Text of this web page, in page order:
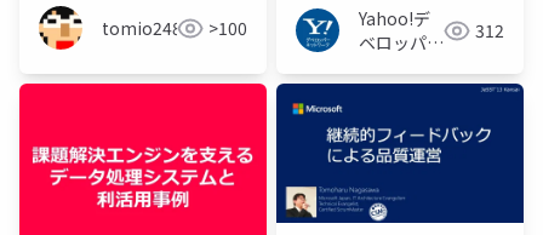
tomio2480 >100
Yahoo!デ
ベロッパー
ク
312